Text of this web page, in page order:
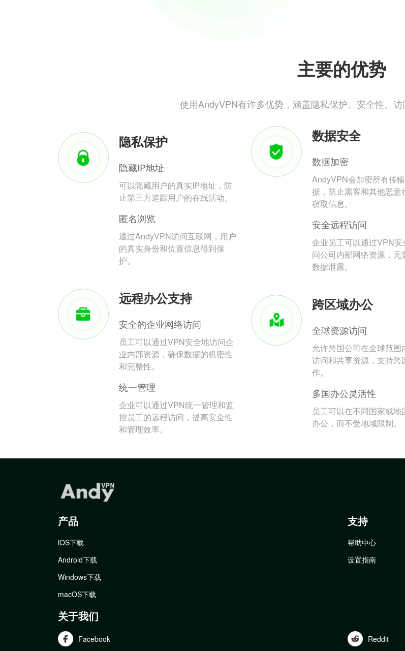
主要的优势
使用AndyVPN有许多优势，涵盖隐私保护、安全性、
隐私保护
隐藏IP地址
可以隐藏用户的真实IP地址，防
止第三方追踪用户的在线活动。
匿名浏览
通过AndyVPN访问互联网，用户
的真实身份和位置信息得到保
护。
数据安全
数据加密
AndyVPN会加密所有传
据，防止黑客和其他恶意
窃取信息。
安全远程访问
企业员工可以通过VPN安
问公司内部网络资源，无
数据泄露。
远程办公支持
安全的企业网络访问
员工可以通过VPN安全地访问企
业内部资源，确保数据的机密性
和完整性。
统一管理
企业可以通过VPN统一管理和监
控员工的远程访问，提高安全性
和管理效率。
跨区域办公
全球资源访问
允许跨国公司在全球范围
访问和共享资源，支持跨
作。
多国办公灵活性
员工可以在不同国家或地
办公，而不受地域限制。
产品
iOS下载
Android下载
Windows下载
macOS下载
支持
帮助中心
设置指南
关于我们
Facebook Reddit